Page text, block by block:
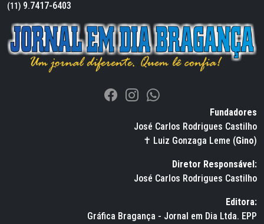
(11) 9.7417-6403
Fundadores
José Carlos Rodrigues Castilho
✝ Luiz Gonzaga Leme (Gino)
Diretor Responsável:
José Carlos Rodrigues Castilho
Editora:
Gráfica Bragança - Jornal em Dia Ltda. EPP